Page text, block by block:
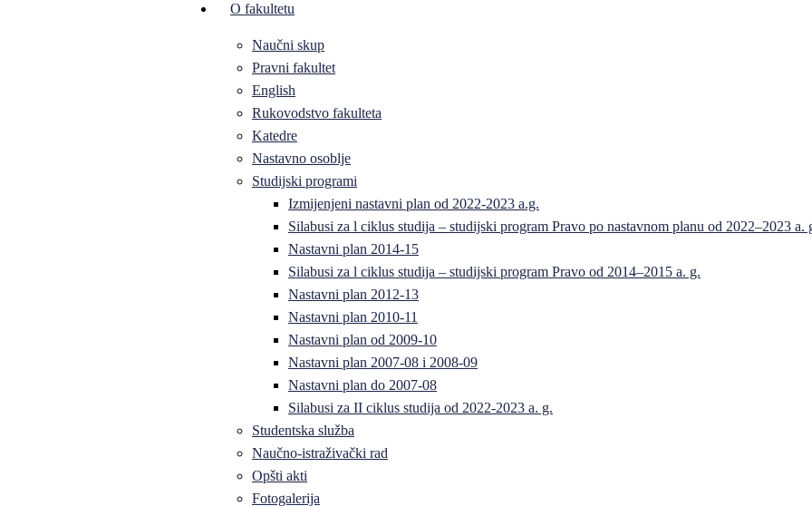
O fakultetu
Naučni skup
Pravni fakultet
English
Rukovodstvo fakulteta
Katedre
Nastavno osoblje
Studijski programi
Izmijenjeni nastavni plan od 2022-2023 a.g.
Silabusi za l ciklus studija – studijski program Pravo po nastavnom planu od 2022–2023 a.
Nastavni plan 2014-15
Silabusi za l ciklus studija – studijski program Pravo od 2014–2015 a. g.
Nastavni plan 2012-13
Nastavni plan 2010-11
Nastavni plan od 2009-10
Nastavni plan 2007-08 i 2008-09
Nastavni plan do 2007-08
Silabusi za II ciklus studija od 2022-2023 a. g.
Studentska služba
Naučno-istraživački rad
Opšti akti
Fotogalerija